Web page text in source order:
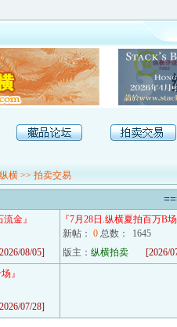
横>> 拍卖交易
流金』
『7月28日.纵横夏拍百万B场
新帖： 0 总数：
1645
08/05] 版主： 纵横拍卖
[2026/
』
07/28]